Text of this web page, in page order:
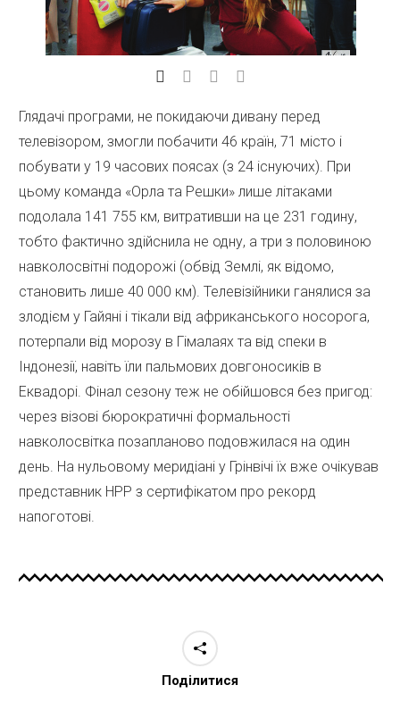
Глядачі програми, не покидаючи дивану перед
телевізором, змогли побачити 46 країн, 71 місто і
побувати у 19 часових поясах (з 24 існуючих). При
цьому команда «Орла та Решки» лише літаками
подолала 141 755 км, витративши на це 231 годину,
тобто фактично здійснила не одну, а три з половиною
навколосвітні подорожі (обвід Землі, як відомо,
становить лише 40 000 км). Телевізійники ганялися за
злодієм у Гайяні і тікали від африканського носорога,
потерпали від морозу в Гімалаях та від спеки в
Індонезії, навіть їли пальмових довгоносиків в
Еквадорі. Фінал сезону теж не обійшовся без пригод:
через візові бюрократичні формальності
навколосвітка позапланово подовжилася на один
день. На нульовому меридіані у Грінвічі їх вже очікував
представник НРР з сертифікатом про рекорд
напоготові.
Поділитися